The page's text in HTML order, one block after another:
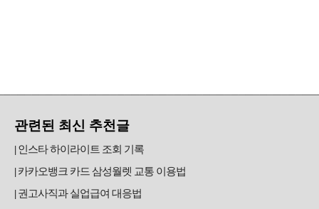
관련된 최신 추천글
인스타 하이라이트 조회 기록
카카오뱅크 카드 삼성월렛 교통 이용법
권고사직과 실업급여 대응법